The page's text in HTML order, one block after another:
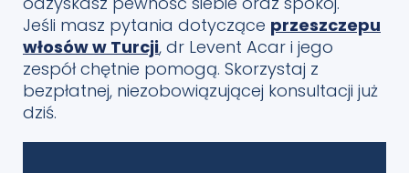
Jeśli masz pytania dotyczące przeszczepu
włosów w Turcji, dr Levent Acar i jego
zespół chętnie pomogą. Skorzystaj z
bezpłatnej, niezobowiązującej konsultacji już
dziś.